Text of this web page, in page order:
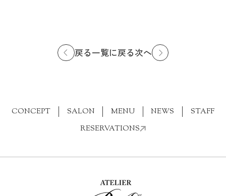
戻る一覧に戻る次へ
CONCEPT SALON MENU NEWS
STAFF
RESERVATIONS